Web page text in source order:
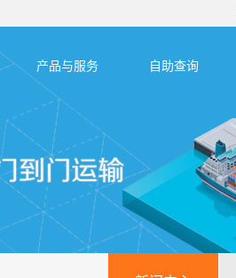
产品与服务 自助查询